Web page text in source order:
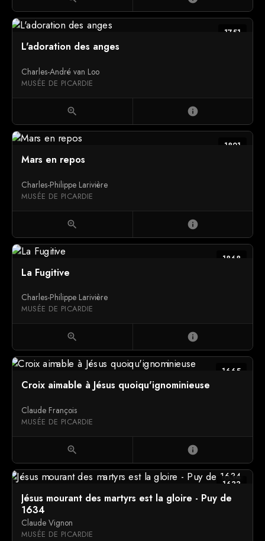
1751
L'adoration des anges
Charles-André van Loo
MUSÉE DE PICARDIE
zoom_in info
1821
Mars en repos
Charles-Philippe Larivière
MUSÉE DE PICARDIE
zoom_in info
1868
La Fugitive
Charles-Philippe Larivière
MUSÉE DE PICARDIE
zoom_in info
1665
Croix aimable à Jésus quoiqu'ignominieuse
Claude François
MUSÉE DE PICARDIE
zoom_in info
1633
Jésus mourant des martyrs est la gloire - Puy de
1634
Claude Vignon
MUSÉE DE PICARDIE